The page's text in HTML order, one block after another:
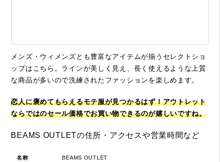
メンズ・ウィメンズとも豊富なアイテムが揃うセレクトショ
ップはこちら。ラインが美しく見え、長く使えるような上質
な商品が多いので洗練されたファッションを楽しめます。
恋人に褒めてもらえるモテ服が見つかるはず！アウトレット
ならではのセール価格でお買い物できるのが嬉しいですね。
BEAMS OUTLETの住所・アクセスや営業時間など
名称 BEAMS OUTLET